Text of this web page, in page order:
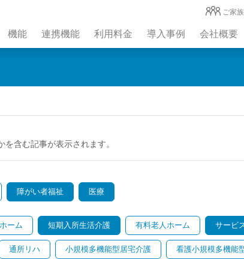
ご家
機能 連携機能 利用料金 導入事例 会社概要
含む記事が表示されます。
障がい者福祉 医療
ーム 短期入所生活介護 有料老人ホーム サービ
通所リハ 小規模多機能型居宅介護 看護小規模多機能